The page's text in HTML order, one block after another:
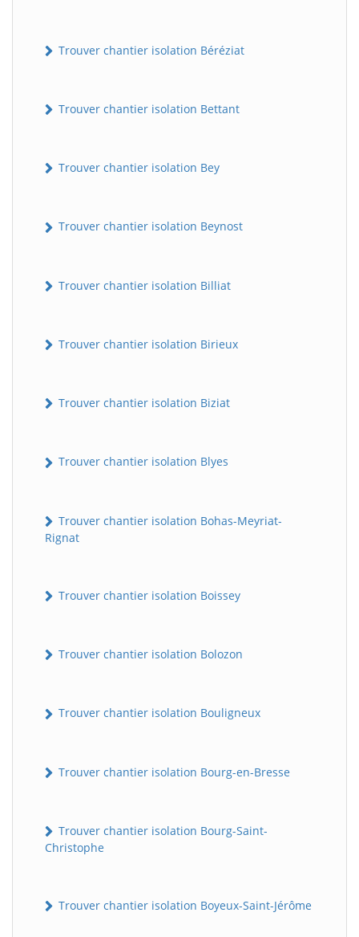
Trouver chantier isolation Béréziat
Trouver chantier isolation Bettant
Trouver chantier isolation Bey
Trouver chantier isolation Beynost
Trouver chantier isolation Billiat
Trouver chantier isolation Birieux
Trouver chantier isolation Biziat
Trouver chantier isolation Blyes
Trouver chantier isolation Bohas-Meyriat-
Rignat
Trouver chantier isolation Boissey
Trouver chantier isolation Bolozon
Trouver chantier isolation Bouligneux
Trouver chantier isolation Bourg-en-Bresse
Trouver chantier isolation Bourg-Saint-
Christophe
Trouver chantier isolation Boyeux-Saint-Jérôme